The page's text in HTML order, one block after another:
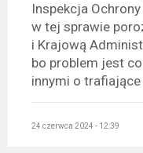
Inspekcja
w tej sprawie
i Krajową
bo problem jest
innymi o trafiające
24 czerwca 2024 - 12:39